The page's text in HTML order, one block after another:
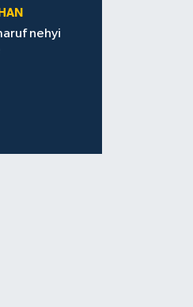
nehyi